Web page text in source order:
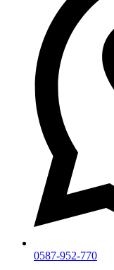
0587-952-770